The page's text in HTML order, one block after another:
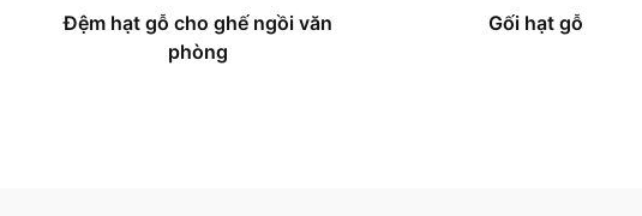
Đệm hạt gỗ cho ghế ngồi văn
phòng
Gối hạt gỗ